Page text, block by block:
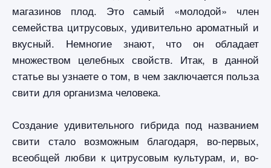
магазинов плод. Это самый «молодой» член
семейства цитрусовых, удивительно ароматный и
вкусный. Немногие знают, что он обладает
множеством целебных свойств. Итак, в данной
статье вы узнаете о том, в чем заключается польза
свити для организма человека.
Создание удивительного гибрида под названием
свити стало возможным благодаря, во-первых,
всеобщей любви к цитрусовым культурам, и, во-